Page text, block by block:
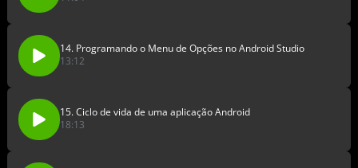
14. Programando o Menu de Opções no Android Studio
13:12
15. Ciclo de vida de uma aplicação Android
18:13